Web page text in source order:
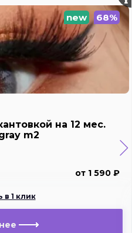
new 68%
на 12 мес.
m2
от 1 590 ₽
в 1 клик